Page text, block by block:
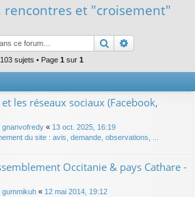
c
rencontres et "croisement"
Rechercher
103 sujets • Page 1 sur 1
les réseaux sociaux (Facebook,
gnanvofredy « 13 oct. 2025, 16:19
du site : avis, demande, observations, ...
Occitanie & pays Cathare -
gummikuh « 12 mai 2014, 19:12